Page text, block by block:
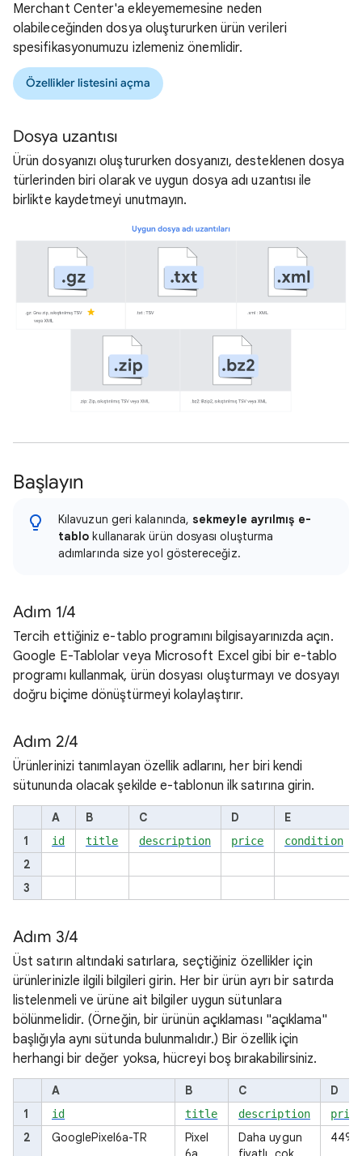
Merchant Center'a ekleyememesine neden
olabileceğinden dosya oluştururken ürün verileri
spesifikasyonumuzu izlemeniz önemlidir.
Özellikler listesini açma
Dosya uzantısı
Ürün dosyanızı oluştururken dosyanızı, desteklenen dosya
türlerinden biri olarak ve uygun dosya adı uzantısı ile
birlikte kaydetmeyi unutmayın.
Başlayın
Kılavuzun geri kalanında, sekmeyle ayrılmış e-
tablo kullanarak ürün dosyası oluşturma
adımlarında size yol göstereceğiz.
Adım 1/4
Tercih ettiğiniz e-tablo programını bilgisayarınızda açın.
Google E-Tablolar veya Microsoft Excel gibi bir e-tablo
programı kullanmak, ürün dosyası oluşturmayı ve dosyayı
doğru biçime dönüştürmeyi kolaylaştırır.
Adım 2/4
Ürünlerinizi tanımlayan özellik adlarını, her biri kendi
sütununda olacak şekilde e-tablonun ilk satırına girin.
A B C D
E
1
id title description price condition
2
3
Adım 3/4
Üst satırın altındaki satırlara, seçtiğiniz özellikler için
ürünlerinizle ilgili bilgileri girin. Her bir ürün ayrı bir satırda
listelenmeli ve ürüne ait bilgiler uygun sütunlara
bölünmelidir. (Örneğin, bir ürünün açıklaması "açıklama"
başlığıyla aynı sütunda bulunmalıdır.) Bir özellik için
herhangi bir değer yoksa, hücreyi boş bırakabilirsiniz.
A B C
D
1
id title description
2 GooglePixel6a-TR
Pixel
Daha uygun